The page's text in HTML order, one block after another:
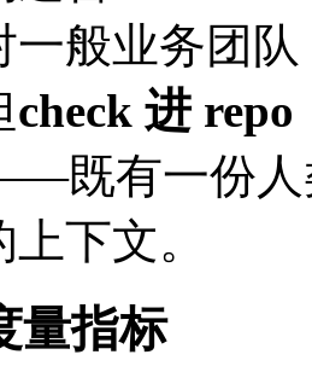
一般业务团
check 进
既有一份人
下文。
量指标